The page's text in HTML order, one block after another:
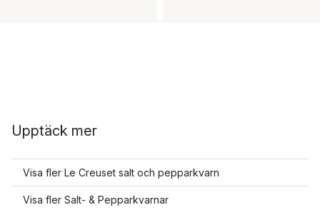
Upptäck mer
Visa fler Le Creuset salt och pepparkvarn
Visa fler Salt- & Pepparkvarnar